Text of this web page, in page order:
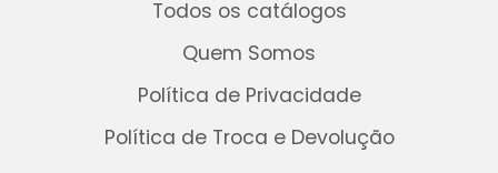
Todos os catálogos
Quem Somos
Política de Privacidade
Política de Troca e Devolução